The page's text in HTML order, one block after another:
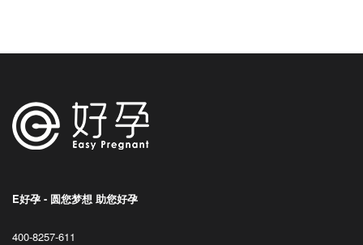
E好孕 - 圆您梦想 助您好孕
400-8257-611